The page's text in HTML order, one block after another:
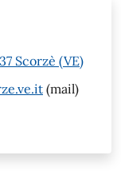
Scorzè (VE)
(mail)